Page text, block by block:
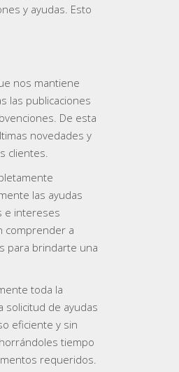
y ayudas. Esto
nos mantiene
las publicaciones
De esta
novedades y
clientes.
las ayudas
e intereses
comprender a
para brindarte una
toda la
solicitud de ayudas
eficiente y sin
tiempo
requeridos.